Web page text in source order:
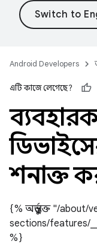
Android Developers
এটি কাজে লেগেছে?
শনাক্ত
{% অন্তর্ভুক্ত "/about/
sections/features/
%}